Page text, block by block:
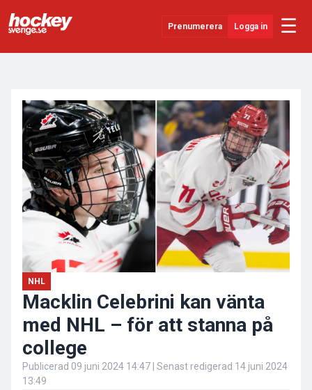
Prenumerera Logga in ☰
SHL
Evenemang
Övrigt
NHL
Macklin Celebrini kan vänta
med NHL – för att stanna på
college
Publicerad 09 juni 2024 14:47 | Senast redigerad 14 juni 2024
13:49